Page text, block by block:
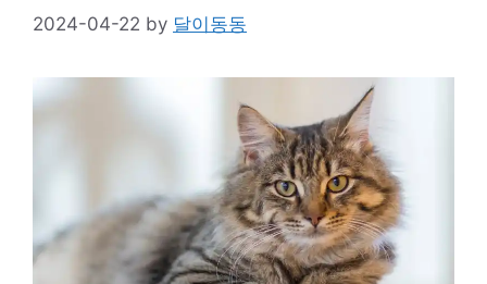
2024-04-22 by 달이동동